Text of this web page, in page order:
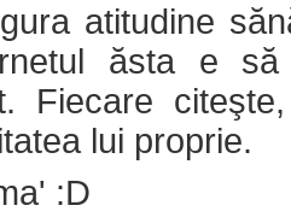
atitudine
ăsta e
Fiecare
lui proprie.
:D